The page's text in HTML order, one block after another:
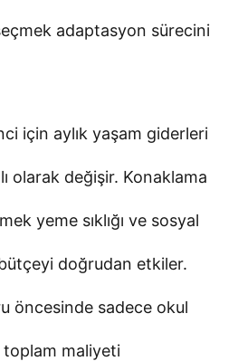
adaptasyon sürecini
için aylık yaşam giderleri
olarak değişir. Konaklama
yeme sıklığı ve sosyal
doğrudan etkiler.
öncesinde sadece okul
toplam maliyeti